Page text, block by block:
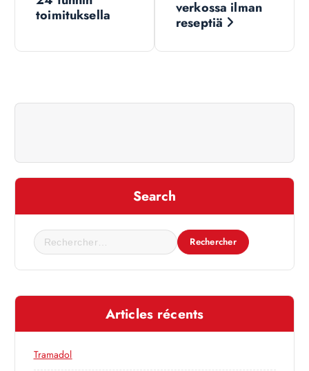
g
t
n
d
e
toimituksella
verkossa ilman
reseptiä
Search
R
e
c
e
c
e
Articles récents
Tramadol